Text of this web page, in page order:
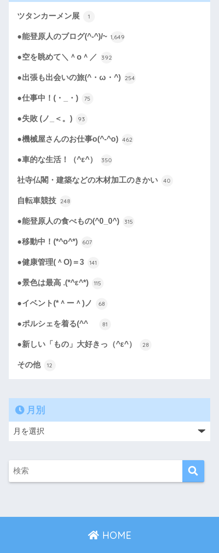
ツタンカーメン展 1
●能登原人のブログ(^-^)/~ 1,649
●空を眺めて＼＾o＾／ 392
●出張も出会いの旅(^・ω・^) 254
●仕事中！(・_・) 75
●失敗 (ノ_＜。) 93
●機械屋さんのお仕事o(^-^o) 462
●車的な生活！（^ε^） 350
社寺仏閣・建築などの木材加工のきかい 40
自転車競技 248
●能登原人の食べもの(^0_0^) 315
●移動中！(*^o^*) 607
●健康管理(＾O)＝3 141
●景色は最高 .(*^ε^*) 115
●イベント(*＾ー＾)ノ 68
●ポルシェを着る(^^ゞ 81
●新しい「もの」大好きっ（^ε^） 28
その他 12
月別
HOME